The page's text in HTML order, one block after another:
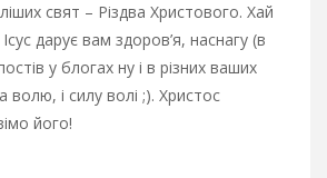
свят – Різдва Христового. Хай
дарує вам здоров’я, наснагу (в
у блогах ну і в різних ваших
волю, і силу волі ;). Христос
його!